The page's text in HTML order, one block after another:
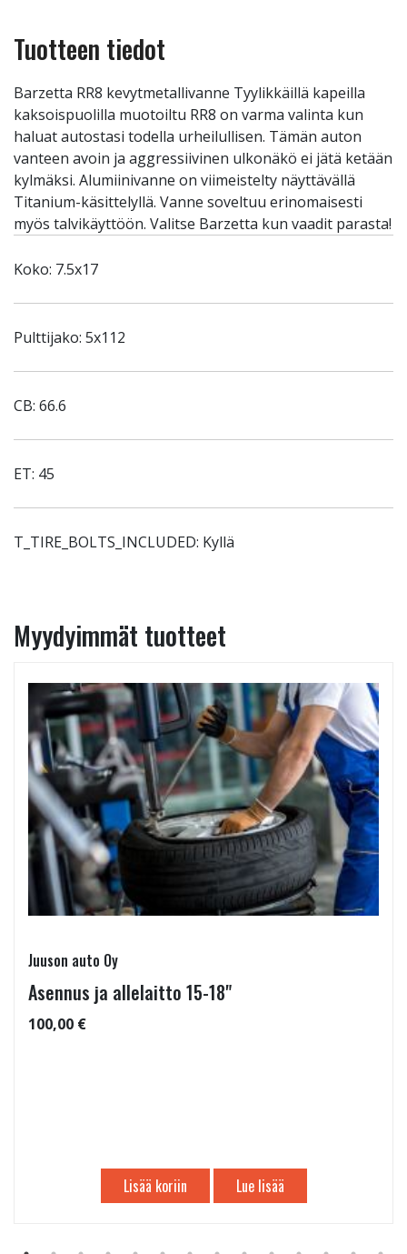
Tuotteen tiedot
Barzetta RR8 kevytmetallivanne Tyylikkäillä kapeilla
kaksoispuolilla muotoiltu RR8 on varma valinta kun
haluat autostasi todella urheilullisen. Tämän auton
vanteen avoin ja aggressiivinen ulkonäkö ei jätä ketään
kylmäksi. Alumiinivanne on viimeistelty näyttävällä
Titanium-käsittelyllä. Vanne soveltuu erinomaisesti
myös talvikäyttöön. Valitse Barzetta kun vaadit parasta!
Koko: 7.5x17
Pulttijako: 5x112
CB: 66.6
ET: 45
T_TIRE_BOLTS_INCLUDED: Kyllä
Myydyimmät tuotteet
Juuson auto Oy
Asennus ja allelaitto 15-18"
100,00 €
Lisää koriin Lue lisää